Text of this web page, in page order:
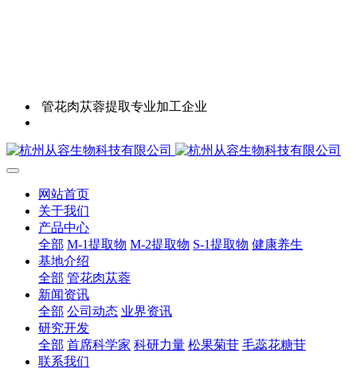
管花肉苁蓉提取专业加工企业
网站首页
关于我们
产品中心
全部 M-1提取物 M-2提取物 S-1提取物 健康养生
基地介绍
全部 管花肉苁蓉
新闻资讯
全部 公司动态 业界资讯
研究开发
全部 首席科学家 科研力量 松果菊苷 毛蕊花糖苷
联系我们